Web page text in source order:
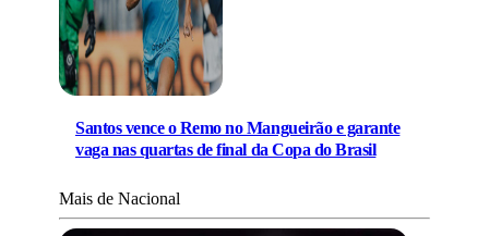
Santos vence o Remo no Mangueirão e garante
vaga nas quartas de final da Copa do Brasil
Mais de Nacional